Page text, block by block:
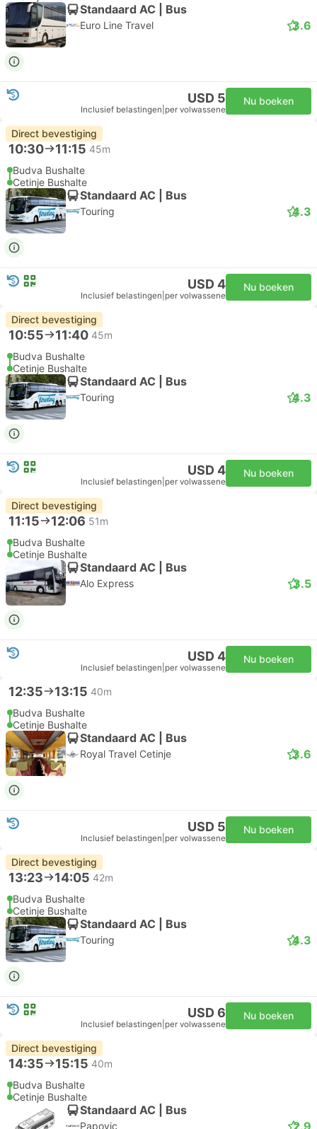
Standaard AC | Bus
Euro Line Travel 3.6
USD 5
Inclusief belastingen per volwassene
Nu boeken
Direct bevestiging
10:30 11:15 45m
Budva Bushalte
Cetinje Bushalte
Standaard AC | Bus
Touring 4.3
USD 4
Inclusief belastingen per volwassene
Nu boeken
Direct bevestiging
10:55 11:40 45m
Budva Bushalte
Cetinje Bushalte
Standaard AC | Bus
Touring 4.3
USD 4
Inclusief belastingen per volwassene
Nu boeken
Direct bevestiging
11:15 12:06 51m
Budva Bushalte
Cetinje Bushalte
Standaard AC | Bus
Alo Express 3.5
USD 4
Inclusief belastingen per volwassene
Nu boeken
12:35 13:15 40m
Budva Bushalte
Cetinje Bushalte
Standaard AC | Bus
Royal Travel Cetinje 3.6
USD 5
Inclusief belastingen per volwassene
Nu boeken
Direct bevestiging
13:23 14:05 42m
Budva Bushalte
Cetinje Bushalte
Standaard AC | Bus
Touring 4.3
USD 6
Inclusief belastingen per volwassene
Nu boeken
Direct bevestiging
14:35 15:15 40m
Budva Bushalte
Cetinje Bushalte
Standaard AC | Bus
Papovic 2.9